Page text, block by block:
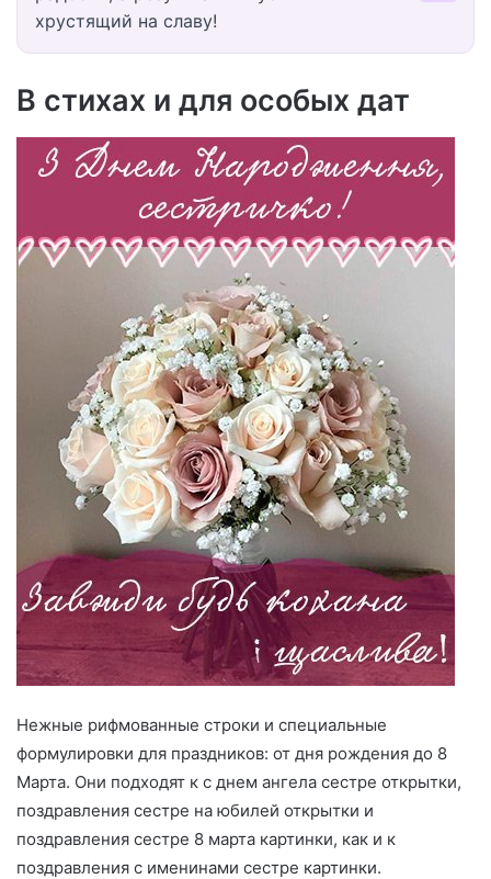
хрустящий на славу!
В стихах и для особых дат
Нежные рифмованные строки и специальные
формулировки для праздников: от дня рождения до 8
Марта. Они подходят к с днем ангела сестре открытки,
поздравления сестре на юбилей открытки и
поздравления сестре 8 марта картинки, как и к
поздравления с именинами сестре картинки.